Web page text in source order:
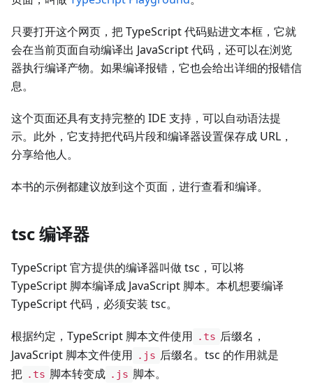
只要打开这个网页，把 TypeScript 代码贴进文本框，它就
会在当前页面自动编译出 JavaScript 代码，还可以在浏览
器执行编译产物。如果编译报错，它也会给出详细的报错信
息。
这个页面还具有支持完整的 IDE 支持，可以自动语法提
示。此外，它支持把代码片段和编译器设置保存成 URL，
分享给他人。
本书的示例都建议放到这个页面，进行查看和编译。
tsc 编译器
TypeScript 官方提供的编译器叫做 tsc，可以将
TypeScript 脚本编译成 JavaScript 脚本。本机想要编译
TypeScript 代码，必须安装 tsc。
根据约定，TypeScript 脚本文件使用 .ts 后缀名，
JavaScript 脚本文件使用 .js 后缀名。tsc 的作用就是
把 .ts 脚本转变成 .js 脚本。